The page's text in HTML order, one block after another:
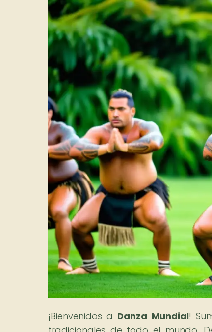
¡Bienvenidos a Danza Mundial!